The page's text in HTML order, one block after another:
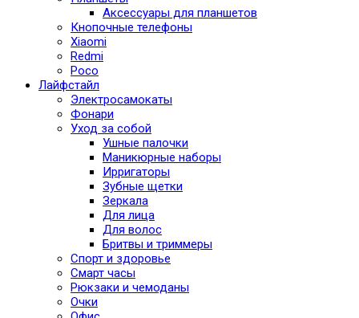
Аксессуары для планшетов
Кнопочные телефоны
Xiaomi
Redmi
Poco
Лайфстайл
Электросамокаты
Фонари
Уход за собой
Ушные палочки
Маникюрные наборы
Ирригаторы
Зубные щетки
Зеркала
Для лица
Для волос
Бритвы и триммеры
Спорт и здоровье
Смарт часы
Рюкзаки и чемоданы
Очки